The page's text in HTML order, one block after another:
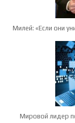
Милей: «Если они
Мировой лидер